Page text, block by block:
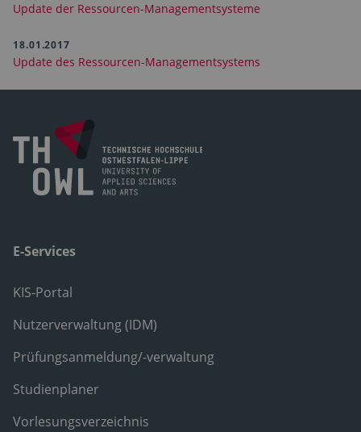
Update der Ressourcen-Managementsysteme
18.01.2017
Update des Ressourcen-Managementsystems
E-Services
KIS-Portal
Nutzerverwaltung (IDM)
Prüfungsanmeldung/-verwaltung
Studienplaner
Vorlesungsverzeichnis